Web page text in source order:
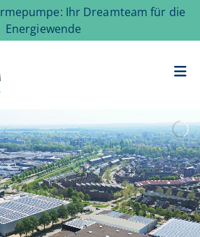
Ihr Dreamteam für die
Energiewende